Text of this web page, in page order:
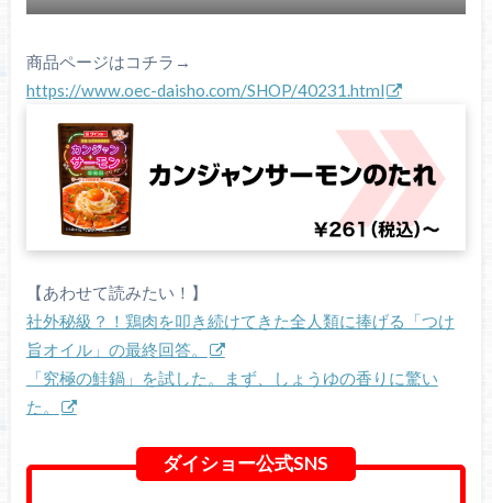
商品ページはコチラ→
https://www.oec-daisho.com/SHOP/40231.html
【あわせて読みたい！】
社外秘級？！鶏肉を叩き続けてきた全人類に捧げる「つけ
旨オイル」の最終回答。
「究極の鮭鍋」を試した。まず、しょうゆの香りに驚い
た。
ダイショー公式SNS